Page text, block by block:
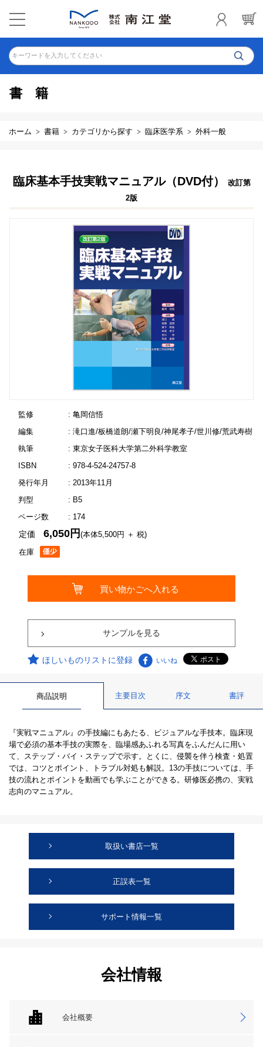
キーワードを入力してください
書籍
ホーム 書籍 カテゴリから探す 臨床医学系 外科一般
臨床基本手技実戦マニュアル（DVD付）
改訂第
2版
監修
: 亀岡信悟
編集
: 滝口進/板橋道朗/瀬下明良/神尾孝子/世川修/荒武寿樹
執筆
: 東京女子医科大学第二外科学教室
ISBN
: 978-4-524-24757-8
発行年月
: 2013年11月
判型
: B5
ページ数
: 174
在庫
定価6,050円(本体5,500円 ＋ 税)
サンプルを見る
ほしいものリストに登録 いいね
商品説明 主要目次 序文 書評
『実戦マニュアル』の手技編にもあたる、ビジュアルな手技本。臨床現
場で必須の基本手技の実際を、臨場感あふれる写真をふんだんに用い
て、ステップ・バイ・ステップで示す。とくに、侵襲を伴う検査・処置
では、コツとポイント、トラブル対処も解説。13の手技については、手
技の流れとポイントを動画でも学ぶことができる。研修医必携の、実戦
志向のマニュアル。
取扱い書店一覧
正誤表一覧
サポート情報一覧
会社情報
会社概要